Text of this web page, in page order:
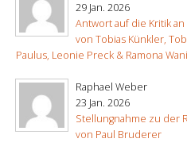
29 Jan. 2026
Antwort auf die Kritik
von Tobias Künkler,
Paulus, Leonie Preck & Ramona
Raphael Weber
23 Jan. 2026
Stellungnahme zu der
von Paul Bruderer